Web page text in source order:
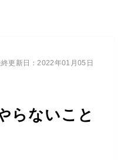
らないこと
終更新日：2022年01月05日